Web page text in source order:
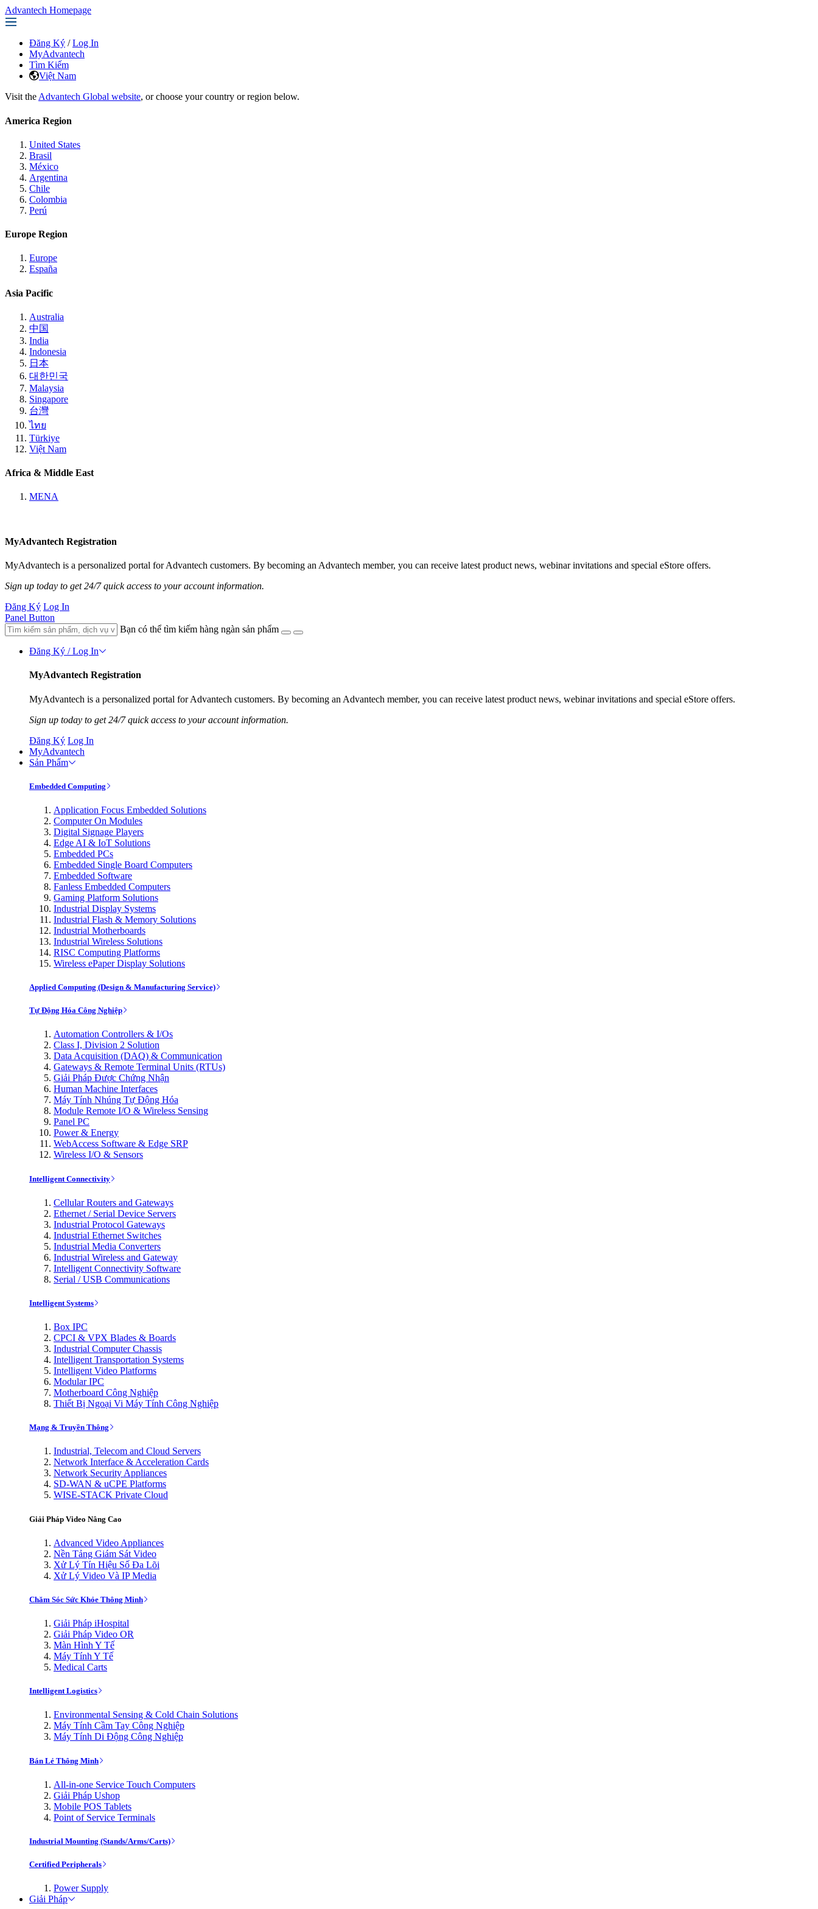
Advantech Homepage
Đăng Ký / Log In
MyAdvantech
Tìm Kiếm
Việt Nam
Visit the Advantech Global website, or choose your country or region below.
America Region
United States
Brasil
México
Argentina
Chile
Colombia
Perú
Europe Region
Europe
España
Asia Pacific
Australia
中国
India
Indonesia
日本
대한민국
Malaysia
Singapore
台灣
ไทย
Türkiye
Việt Nam
Africa & Middle East
MENA
MyAdvantech Registration
MyAdvantech is a personalized portal for Advantech customers. By becoming an Advantech member, you can receive latest product news, webinar invitations and special eStore offers.
Sign up today to get 24/7 quick access to your account information.
Đăng Ký Log In
Panel Button
Bạn có thể tìm kiếm hàng ngàn sản phẩm
Đăng Ký / Log In
MyAdvantech Registration
MyAdvantech is a personalized portal for Advantech customers. By becoming an Advantech member, you can receive latest product news, webinar invitations and special eStore offers.
Sign up today to get 24/7 quick access to your account information.
Đăng Ký Log In
MyAdvantech
Sản Phẩm
Embedded Computing
Application Focus Embedded Solutions
Computer On Modules
Digital Signage Players
Edge AI & IoT Solutions
Embedded PCs
Embedded Single Board Computers
Embedded Software
Fanless Embedded Computers
Gaming Platform Solutions
Industrial Display Systems
Industrial Flash & Memory Solutions
Industrial Motherboards
Industrial Wireless Solutions
RISC Computing Platforms
Wireless ePaper Display Solutions
Applied Computing (Design & Manufacturing Service)
Tự Động Hóa Công Nghiệp
Automation Controllers & I/Os
Class I, Division 2 Solution
Data Acquisition (DAQ) & Communication
Gateways & Remote Terminal Units (RTUs)
Giải Pháp Được Chứng Nhận
Human Machine Interfaces
Máy Tính Nhúng Tự Động Hóa
Module Remote I/O & Wireless Sensing
Panel PC
Power & Energy
WebAccess Software & Edge SRP
Wireless I/O & Sensors
Intelligent Connectivity
Cellular Routers and Gateways
Ethernet / Serial Device Servers
Industrial Protocol Gateways
Industrial Ethernet Switches
Industrial Media Converters
Industrial Wireless and Gateway
Intelligent Connectivity Software
Serial / USB Communications
Intelligent Systems
Box IPC
CPCI & VPX Blades & Boards
Industrial Computer Chassis
Intelligent Transportation Systems
Intelligent Video Platforms
Modular IPC
Motherboard Công Nghiệp
Thiết Bị Ngoại Vi Máy Tính Công Nghiệp
Mạng & Truyền Thông
Industrial, Telecom and Cloud Servers
Network Interface & Acceleration Cards
Network Security Appliances
SD-WAN & uCPE Platforms
WISE-STACK Private Cloud
Giải Pháp Video Nâng Cao
Advanced Video Appliances
Nền Tảng Giám Sát Video
Xử Lý Tín Hiệu Số Đa Lõi
Xử Lý Video Và IP Media
Chăm Sóc Sức Khỏe Thông Minh
Giải Pháp iHospital
Giải Pháp Video OR
Màn Hình Y Tế
Máy Tính Y Tế
Medical Carts
Intelligent Logistics
Environmental Sensing & Cold Chain Solutions
Máy Tính Cầm Tay Công Nghiệp
Máy Tính Di Động Công Nghiệp
Bán Lẻ Thông Minh
All-in-one Service Touch Computers
Giải Pháp Ushop
Mobile POS Tablets
Point of Service Terminals
Industrial Mounting (Stands/Arms/Carts)
Certified Peripherals
Power Supply
Giải Pháp